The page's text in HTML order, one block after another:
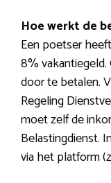
Hoe werkt de
Een poetser
8%
door te betalen.
Regeling
moet zelf de
Belastingdienst.
via het platform